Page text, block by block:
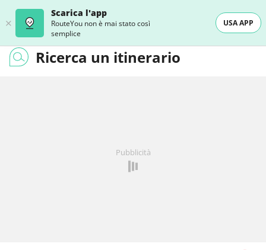
Scarica l'app
RouteYou non è mai stato così
semplice
USA APP
Ricerca un itinerario
Pubblicità